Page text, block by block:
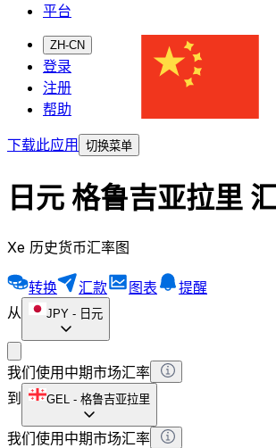
平台
ZH-CN
登录
注册
帮助
下载此应用
切换菜单
日元 格鲁吉亚拉里
Xe 历史货币汇率图
转换 汇款 图表
提醒
从
JPY - 日元
我们使用中期市场汇率
到
GEL - 格鲁吉亚拉里
我们使用中期市场汇率